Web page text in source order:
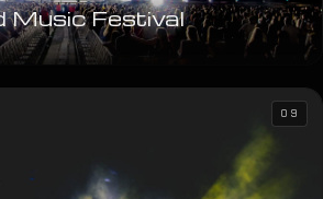
Music Festival
09